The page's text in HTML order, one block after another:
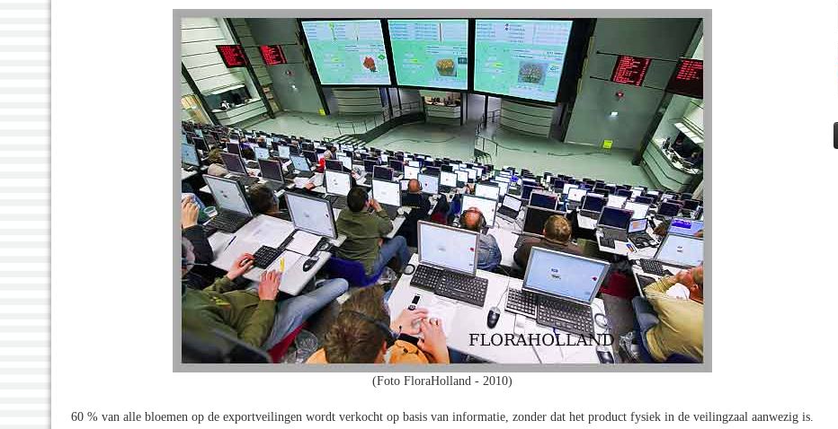
(Foto FloraHolland - 2010)
60 % van alle bloemen op de exportveilingen wordt verkocht op basis van informatie, zonder dat het product fysiek in de veilingzaal aanwezig is.